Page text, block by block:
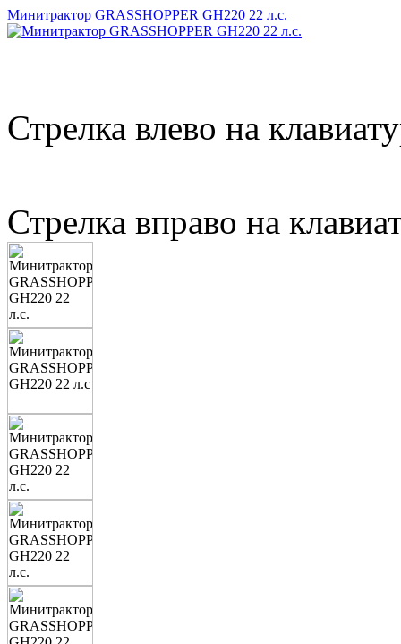
Минитрактор GRASSHOPPER GH220 22 л.с.
Стрелка влево на
Стрелка вправо на